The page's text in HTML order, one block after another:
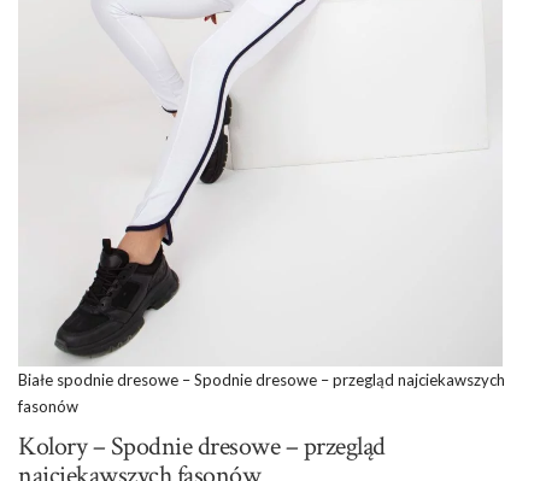
Białe spodnie dresowe – Spodnie dresowe – przegląd najciekawszych
fasonów
Kolory – Spodnie dresowe – przegląd